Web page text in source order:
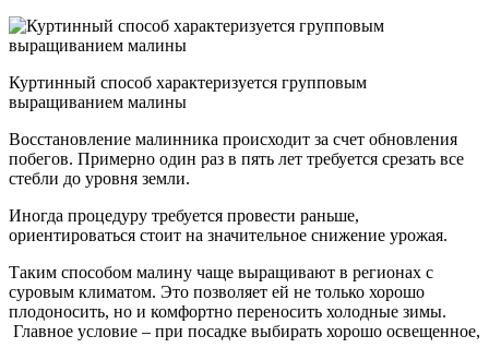
Куртинный способ характеризуется групповым
выращиванием малины
Восстановление малинника происходит за счет обновления
побегов. Примерно один раз в пять лет требуется срезать все
стебли до уровня земли.
Иногда процедуру требуется провести раньше,
ориентироваться стоит на значительное снижение урожая.
Таким способом малину чаще выращивают в регионах с
суровым климатом. Это позволяет ей не только хорошо
плодоносить, но и комфортно переносить холодные зимы.
Главное условие – при посадке выбирать хорошо освещенное,